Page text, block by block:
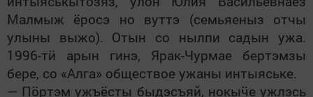
Малмыж ёросэ но вуттэ (семьяеныз отчы
улыны выжо). Отын со нылпи садын ужа.
1996-тӥ арын гинэ, Ярак-Чурмае бертэмзы
бере, со «Алга» обществое ужаны интыяське.
— Пӧртэм ужъёсты быдэсъяй, нокыӵе ужлэсь